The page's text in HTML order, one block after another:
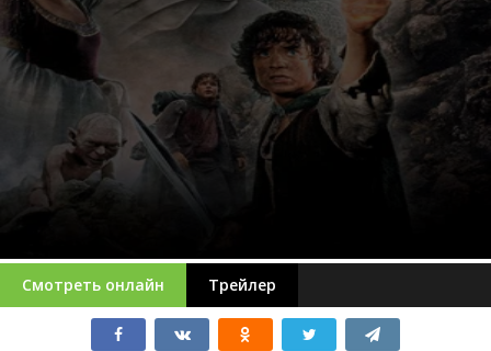
Смотреть онлайн Трейлер